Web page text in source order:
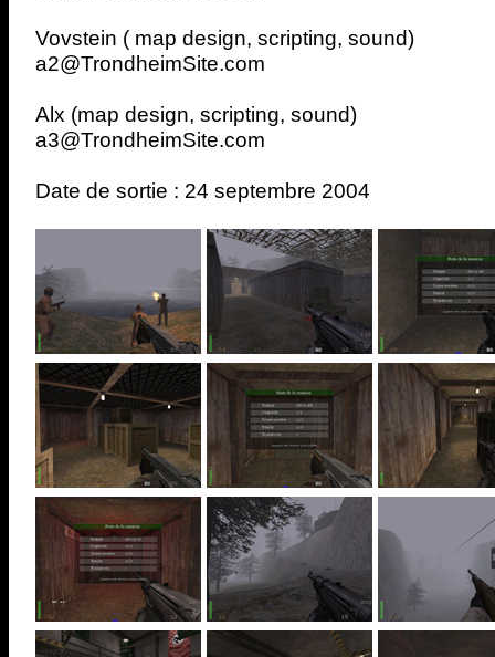
Vovstein ( map design, scripting, sound)
a2@TrondheimSite.com
Alx (map design, scripting, sound)
a3@TrondheimSite.com
Date de sortie : 24 septembre 2004